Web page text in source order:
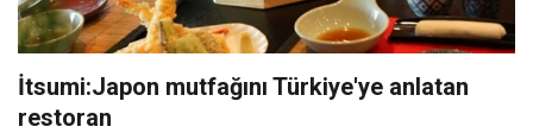
İtsumi:Japon mutfağını Türkiye'ye anlatan
restoran